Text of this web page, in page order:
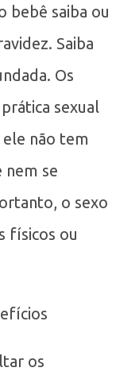
bebê saiba ou
Saiba
Os
sexual
não tem
nem se
o sexo
físicos ou
os